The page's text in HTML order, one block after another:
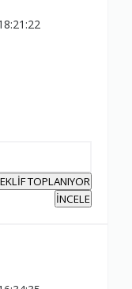
TOPLANIYOR
İNCELE